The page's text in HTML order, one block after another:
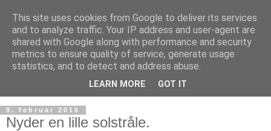
9. februar 2016
Nyder en lille solstråle.
This site uses cookies from Google to deliver its services
and to analyze traffic. Your IP address and user-agent are
shared with Google along with performance and security
metrics to ensure quality of service, generate usage
statistics, and to detect and address abuse.
LEARN MORE GOT IT